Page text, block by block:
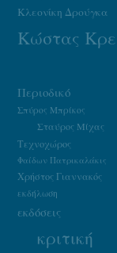
Κλεονίκη Δρούγκα
Περιοδικό
Σπύρος Μπρίκος
Σταύρος Μίχας
Τεχνοχώρος
Φαίδων Πατρικαλάκις
Χρήστος Γιαννακός
εκδήλωση
εκδόσεις
κριτική